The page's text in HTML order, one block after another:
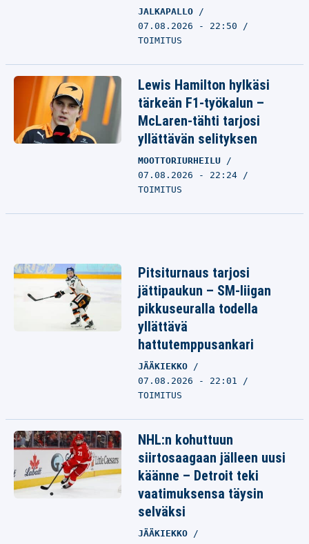
JALKAPALLO
07.08.2026 - 22:50
TOIMITUS
Lewis Hamilton hylkäsi
tärkeän F1-työkalun –
McLaren-tähti tarjosi
yllättävän selityksen
MOOTTORIURHEILU
07.08.2026 - 22:24
TOIMITUS
Pitsiturnaus tarjosi
jättipaukun – SM-liigan
pikkuseuralla todella
yllättävä
hattutemppusankari
JÄÄKIEKKO
07.08.2026 - 22:01
TOIMITUS
NHL:n kohuttuun
siirtosaagaan jälleen uusi
käänne – Detroit teki
vaatimuksensa täysin
selväksi
JÄÄKIEKKO